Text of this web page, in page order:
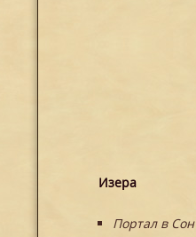
Изера
Портал в Сон